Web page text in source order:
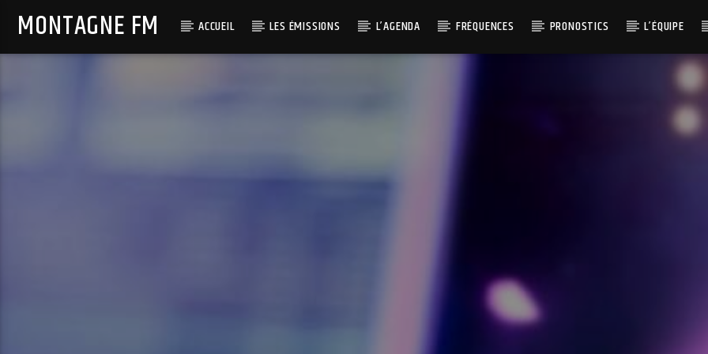
MONTAGNE FM ACCUEIL LES ÉMISSIONS L’AGENDA FRÉQUENCES PRONOSTICS L’ÉQUIPE